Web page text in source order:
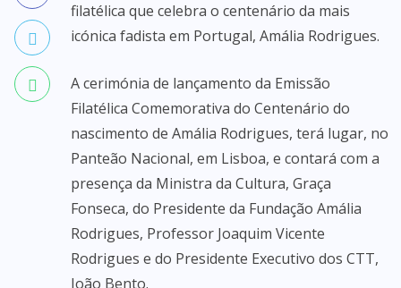
filatélica que celebra o centenário da mais
icónica fadista em Portugal, Amália Rodrigues.
A cerimónia de lançamento da Emissão
Filatélica Comemorativa do Centenário do
nascimento de Amália Rodrigues, terá lugar, no
Panteão Nacional, em Lisboa, e contará com a
presença da Ministra da Cultura, Graça
Fonseca, do Presidente da Fundação Amália
Rodrigues, Professor Joaquim Vicente
Rodrigues e do Presidente Executivo dos CTT,
João Bento.